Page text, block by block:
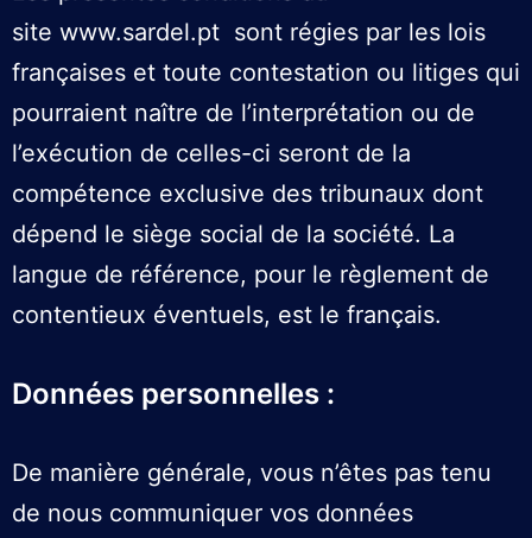
site www.sardel.pt sont régies par les lois
françaises et toute contestation ou litiges qui
pourraient naître de l’interprétation ou de
l’exécution de celles-ci seront de la
compétence exclusive des tribunaux dont
dépend le siège social de la société. La
langue de référence, pour le règlement de
contentieux éventuels, est le français.
Données personnelles :
De manière générale, vous n’êtes pas tenu
de nous communiquer vos données